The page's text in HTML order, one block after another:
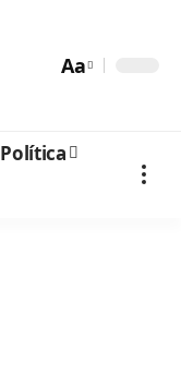
Aa
Política